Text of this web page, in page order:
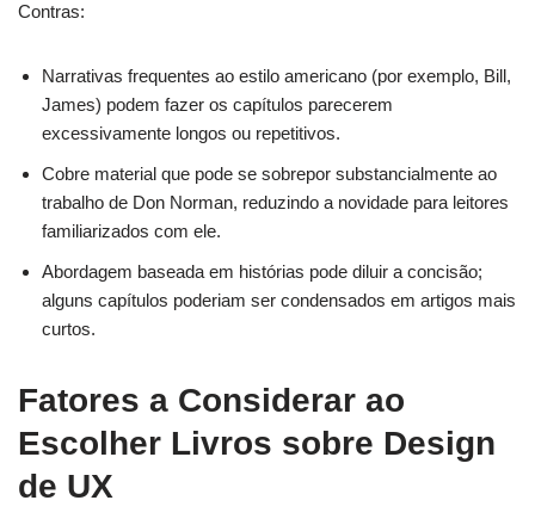
Contras:
Narrativas frequentes ao estilo americano (por exemplo, Bill,
James) podem fazer os capítulos parecerem
excessivamente longos ou repetitivos.
Cobre material que pode se sobrepor substancialmente ao
trabalho de Don Norman, reduzindo a novidade para leitores
familiarizados com ele.
Abordagem baseada em histórias pode diluir a concisão;
alguns capítulos poderiam ser condensados em artigos mais
curtos.
Fatores a Considerar ao
Escolher Livros sobre Design
de UX